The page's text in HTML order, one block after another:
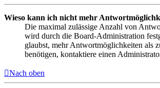
Wieso kann ich nicht mehr
Die maximal zulässige Anzahl von
wird durch die Board-Administration
glaubst, mehr Antwortmöglichkeiten als
benötigen, kontaktiere einen
Nach oben